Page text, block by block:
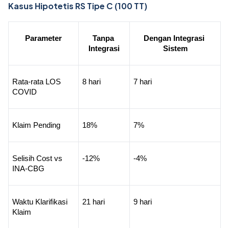
Kasus Hipotetis RS Tipe C (100 TT)
Parameter
Tanpa
Integrasi
Dengan Integrasi
Sistem
Rata-rata LOS
COVID
8 hari 7 hari
Klaim Pending 18% 7%
Selisih Cost vs
INA-CBG
-12% -4%
Waktu Klarifikasi
Klaim
21 hari 9 hari